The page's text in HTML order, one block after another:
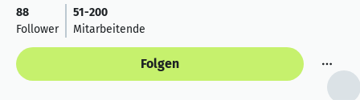
88
Follower
51-200
Mitarbeitende
Folgen